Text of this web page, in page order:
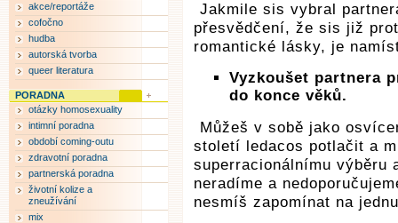
Jakmile sis vybral
přesvědčení, že sis již
romantické lásky, je
Vyzkoušet partnera
do konce věků.
Můžeš v sobě jako
století ledacos potlačit a
superracionálnímu výběru
neradíme a
nesmíš zapomínat na
akce/reportáže
cofočno
hudba
autorská tvorba
queer literatura
PORADNA
otázky homosexuality
intimní poradna
období coming-outu
zdravotní poradna
partnerská poradna
životní kolize a
zneužívání
mix